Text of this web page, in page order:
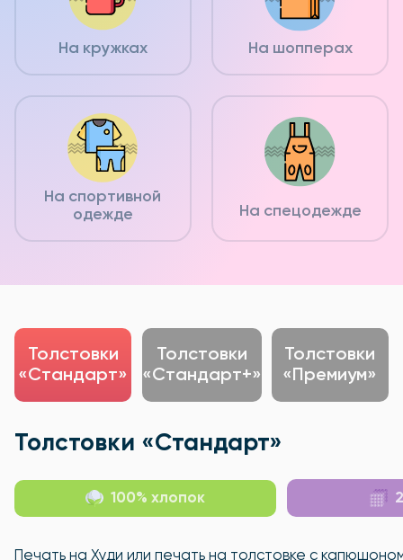
На кружках На шопперах
На спортивной
одежде
На спецодежде
Толстовки
«Стандарт»
Толстовки
«Стандарт+»
Толстовки
«Премиум»
Толстовки «Стандарт»
100% хлопок
Печать на Худи или печать на толстовке с